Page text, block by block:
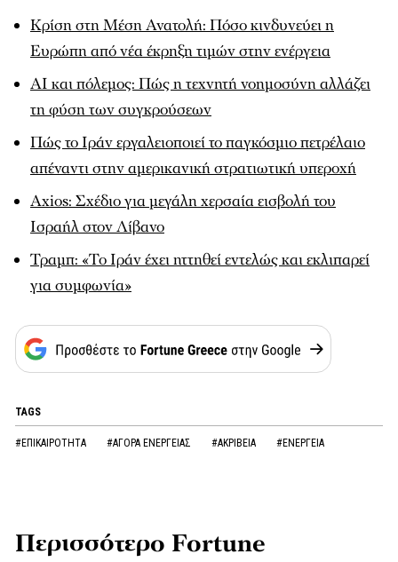
Κρίση στη Μέση Ανατολή: Πόσο κινδυνεύει η
Ευρώπη από νέα έκρηξη τιμών στην ενέργεια
AI και πόλεμος: Πώς η τεχνητή νοημοσύνη αλλάζει
τη φύση των συγκρούσεων
Πώς το Ιράν εργαλειοποιεί το παγκόσμιο πετρέλαιο
απέναντι στην αμερικανική στρατιωτική υπεροχή
Axios: Σχέδιο για μεγάλη χερσαία εισβολή του
Ισραήλ στον Λίβανο
Τραμπ: «Το Ιράν έχει ηττηθεί εντελώς και εκλιπαρεί
για συμφωνία»
TAGS
#ΕΠΙΚΑΙΡΟΤΗΤΑ #ΑΓΟΡΑ ΕΝΕΡΓΕΙΑΣ #ΑΚΡΙΒΕΙΑ #ΕΝΕΡΓΕΙΑ
Περισσότερο Fortune